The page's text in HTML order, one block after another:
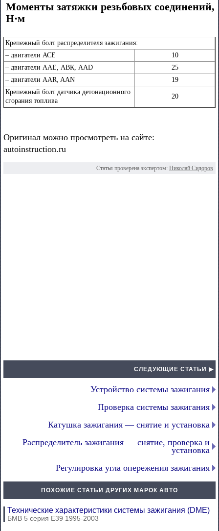
Моменты затяжки резьбовых соединений,
Н·м
Крепежный болт распределителя зажигания:
– двигатели АСЕ
10
– двигатели ААЕ, АВК, AAD
25
– двигатели AAR, AAN
19
Крепежный болт датчика детонационного
сгорания топлива
20
Оригинал можно просмотреть на сайте:
autoinstruction.ru
Статья проверена экспертом: Николай Сидоров
СЛЕДУЮЩИЕ СТАТЬИ ▶
Устройство системы зажигания
Проверка системы зажигания
Катушка зажигания — снятие и установка
Распределитель зажигания — снятие, проверка и
установка
Регулировка угла опережения зажигания
ПОХОЖИЕ СТАТЬИ ДРУГИХ МАРОК АВТО
Технические характеристики системы зажигания (DME)
БМВ 5 серия Е39 1995-2003